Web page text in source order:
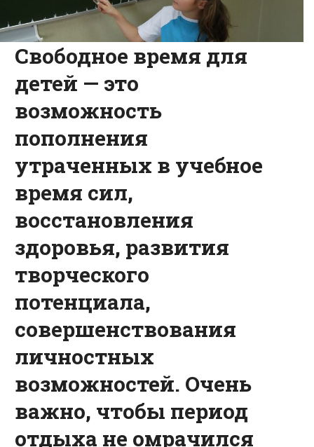
Свободное время для
детей — это
возможность
пополнения
утраченных в учебное
время сил,
восстановления
здоровья, развития
творческого
потенциала,
совершенствования
личностных
возможностей. Очень
важно, чтобы период
отдыха не омрачился